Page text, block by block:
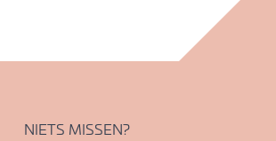
NIETS MISSEN?